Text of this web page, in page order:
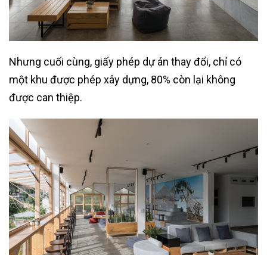
Nhưng cuối cùng, giấy phép dự án thay đổi, chỉ có
một khu được phép xây dựng, 80% còn lại không
được can thiệp.